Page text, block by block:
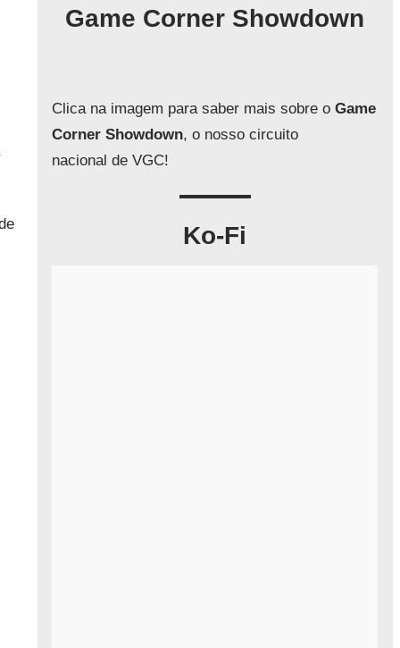
Game Corner Showdown
Clica na imagem para saber mais sobre oGame
Corner Showdown, o nosso circuito
nacional de VGC!
Ko-Fi